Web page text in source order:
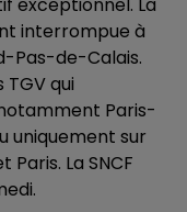
interrompue à
Pas-de-Calais.
qui
Paris-
uniquement sur
La SNCF